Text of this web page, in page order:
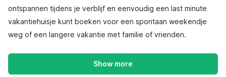
ontspannen tijdens je verblijf en eenvoudig een last minute
vakantiehuisje kunt boeken voor een spontaan weekendje
weg of een langere vakantie met familie of vrienden.
Show more